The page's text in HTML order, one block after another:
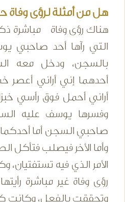
هل من أمثلة لرؤى وفاة
هناك رؤى وفاة مباشرة
التي رآها أحد صاحبي
بالسجن، ودخل معه
أحدهما إني أراني أعصر
أراني أحمل فوق رأسي
وفسرها يوسف عليه
صاحبي السجن أما أحدكما
وأما الأخر فيصلب فتأكل
الأمر الذي فيه
رؤى وفاة غير مباشرة
وتحققت بالفعل، وكانت